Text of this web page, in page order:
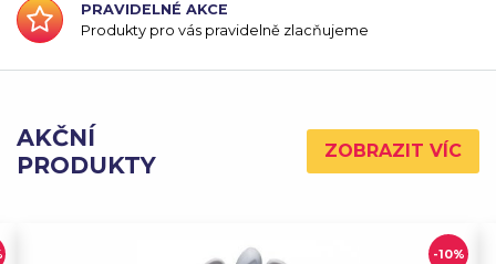
PRAVIDELNÉ AKCE
Produkty pro vás pravidelně zlacňujeme
AKČNÍ
PRODUKTY
ZOBRAZIT VÍC
-10%